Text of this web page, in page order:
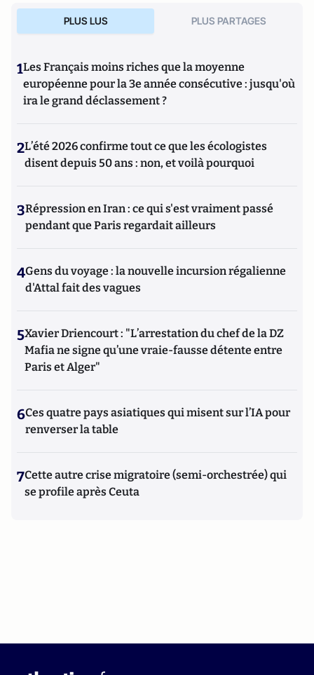
PLUS LUS PLUS PARTAGES
1Les Français moins riches que la moyenne
européenne pour la 3e année consécutive : jusqu'où
ira le grand déclassement ?
2L’été 2026 confirme tout ce que les écologistes
disent depuis 50 ans : non, et voilà pourquoi
3Répression en Iran : ce qui s'est vraiment passé
pendant que Paris regardait ailleurs
4Gens du voyage : la nouvelle incursion régalienne
d'Attal fait des vagues
5Xavier Driencourt : "L’arrestation du chef de la DZ
Mafia ne signe qu’une vraie-fausse détente entre
Paris et Alger"
6Ces quatre pays asiatiques qui misent sur l’IA pour
renverser la table
7Cette autre crise migratoire (semi-orchestrée) qui
se profile après Ceuta